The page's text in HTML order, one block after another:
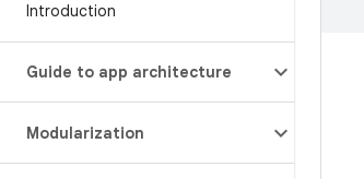
Introduction
Guide to app architecture
Modularization